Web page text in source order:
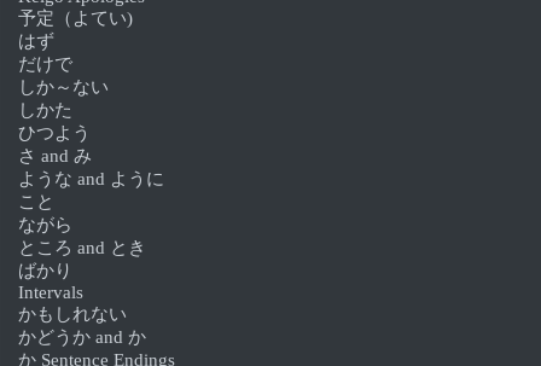
予定（よてい)
はず
だけで
しか～ない
しかた
ひつよう
さ and み
ような and ように
こと
ながら
ところ and とき
ばかり
Intervals
かもしれない
かどうか and か
か Sentence Endings